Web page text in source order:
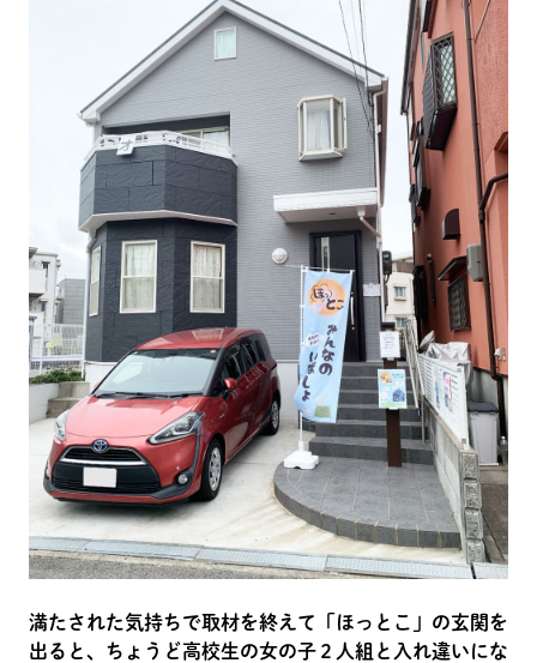
満たされた気持ちで取材を終えて「ほっとこ」の玄関を
出ると、ちょうど高校生の女の子２人組と入れ違いにな